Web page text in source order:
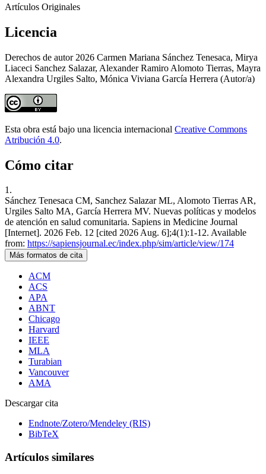
Artículos Originales
Licencia
Derechos de autor 2026 Carmen Mariana Sánchez Tenesaca, Mirya
Liaceci Sanchez Salazar, Alexander Ramiro Alomoto Tierras, Mayra
Alexandra Urgiles Salto, Mónica Viviana García Herrera (Autor/a)
Esta obra está bajo una licencia internacional Creative Commons
Atribución 4.0.
Cómo citar
1.
Sánchez Tenesaca CM, Sanchez Salazar ML, Alomoto Tierras AR,
Urgiles Salto MA, García Herrera MV. Nuevas políticas y modelos
de atención en salud comunitaria. Sapiens in Medicine Journal
[Internet]. 2026 Feb. 12 [cited 2026 Aug. 6];4(1):1-12. Available
from: https://sapiensjournal.ec/index.php/sim/article/view/174
Más formatos de cita
ACM
ACS
APA
ABNT
Chicago
Harvard
IEEE
MLA
Turabian
Vancouver
AMA
Descargar cita
Endnote/Zotero/Mendeley (RIS)
BibTeX
Artículos similares